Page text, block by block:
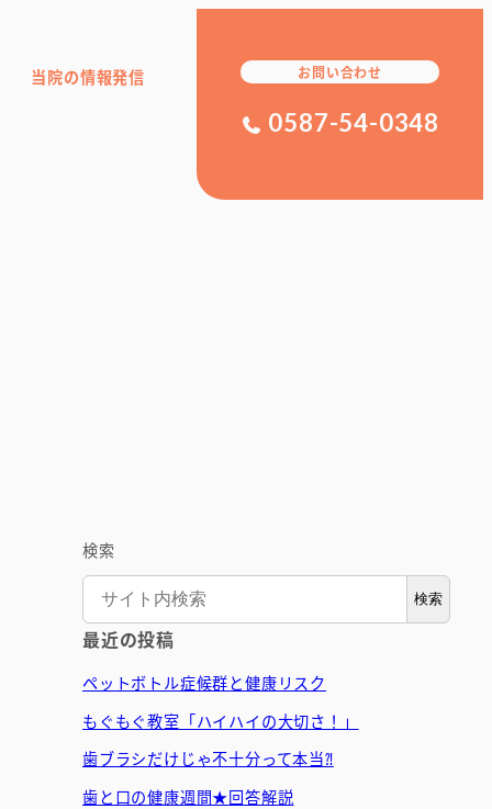
当院の情報発信 お問い合わせ
0587-54-0348
検索
検索
最近の投稿
ペットボトル症候群と健康リスク
もぐもぐ教室「ハイハイの大切さ！」
歯ブラシだけじゃ不十分って本当⁈
歯と口の健康週間★回答解説